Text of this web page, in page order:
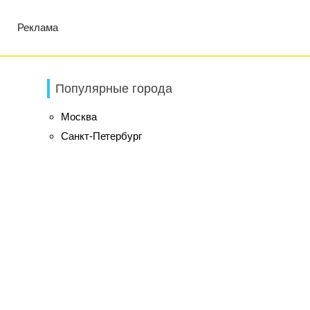
Реклама
Популярные города
Москва
Санкт-Петербург